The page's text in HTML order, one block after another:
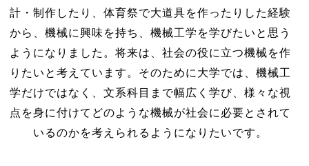
計・制作したり、体育祭で大道具を作ったりした経験
から、機械に興味を持ち、機械工学を学びたいと思う
ようになりました。将来は、社会の役に立つ機械を作
りたいと考えています。そのために大学では、機械工
学だけではなく、文系科目まで幅広く学び、様々な視
点を身に付けてどのような機械が社会に必要とされて
いるのかを考えられるようになりたいです。